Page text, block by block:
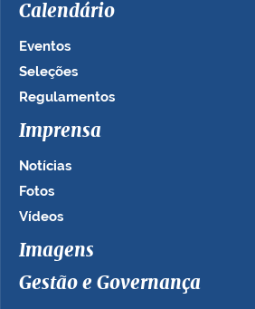
Calendário
Eventos
Seleções
Regulamentos
Imprensa
Notícias
Fotos
Vídeos
Imagens
Gestão e Governança